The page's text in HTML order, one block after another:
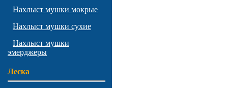
Нахлыст мушки мокрые
Нахлыст мушки сухие
Нахлыст мушки
эмерджеры
Леска